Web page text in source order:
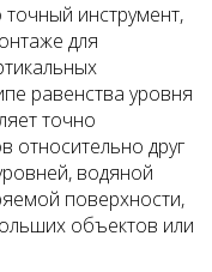
инструмент,
для
равенства уровня
точно
относительно друг
водяной
поверхности,
объектов или